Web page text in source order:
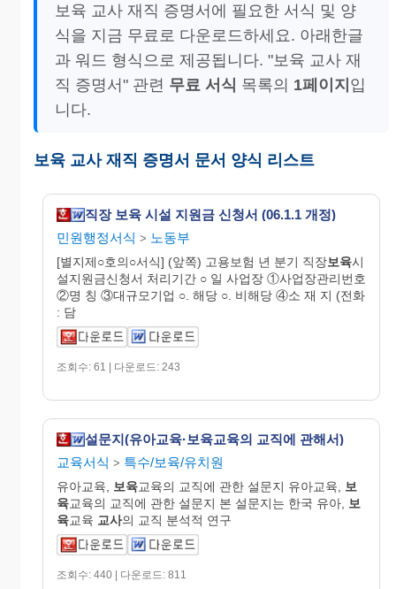
보육 교사 재직 증명서에 필요한 서식 및 양
식을 지금 무료로 다운로드하세요. 아래한글
과 워드 형식으로 제공됩니다. "보육 교사 재
직 증명서" 관련 무료 서식 목록의 1페이지 입
니다.
보육 교사 재직 증명서 문서 양식 리스트
직장 보육 시설 지원금 신청서 (06.1.1 개정)
민원행정서식 > 노동부
[별지제○호의○서식] (앞쪽) 고용보험 년 분기 직장보육시
설지원금신청서 처리기간 ○ 일 사업장 ①사업장관리번호
②명 칭 ③대규모기업 ○. 해당 ○. 비해당 ④소 재 지 (전화
: 담
조회수: 61 | 다운로드: 243
설문지(유아교육·보육교육의 교직에 관해서)
교육서식 > 특수/보육/유치원
유아교육, 보육교육의 교직에 관한 설문지 유아교육,
보
육교육의 교직에 관한 설문지 본 설문지는 한국 유아,
보
육교육 교사의 교직 분석적 연구
조회수: 440 | 다운로드: 811